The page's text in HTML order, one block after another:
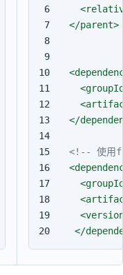
6
7
8
9
10
11
12
13
14
15
16
17
18
19
20
</parent>
</
<!-- 使用
</